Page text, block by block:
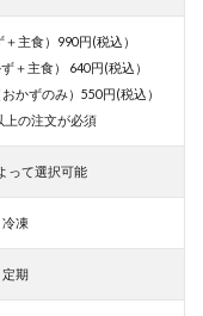
主食）990円(税込）
＋主食） 640円(税込）
かずのみ）550円(税込）
の注文が必須
って選択可能
冷凍
定期